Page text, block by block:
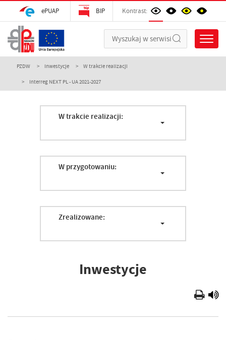
ePUAP BIP Kontrast:
PZDW Inwestycje W trakcie realizacji
Interreg NEXT PL - UA 2021-2027
W trakcie realizacji:
W przygotowaniu:
Zrealizowane:
Inwestycje